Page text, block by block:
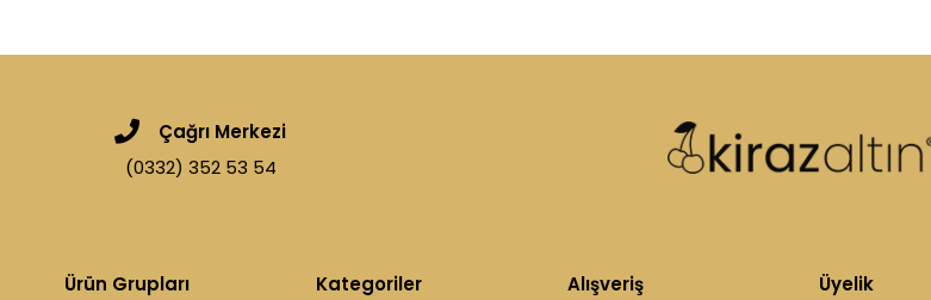
Çağrı Merkezi
(0332) 352 53 54
Ürün Grupları Kategoriler Alışveriş Üyelik